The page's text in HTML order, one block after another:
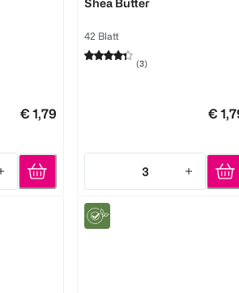
€ 1,79
Shea Butter
42 Blatt
(3)
€
3
Quantity: 3